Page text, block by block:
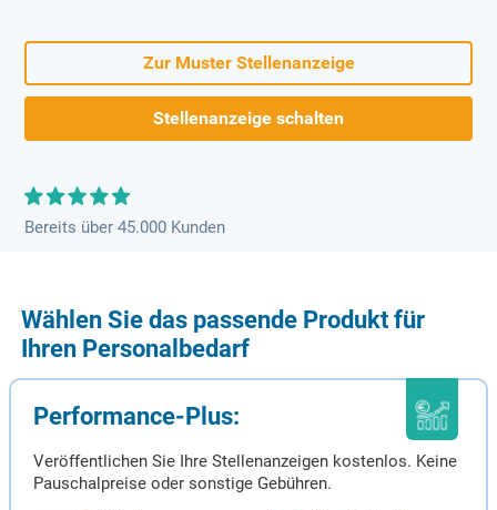
Zur Muster Stellenanzeige
Stellenanzeige schalten
Bereits über 45.000 Kunden
Wählen Sie das passende Produkt für
Ihren Personalbedarf
Performance-Plus:
Veröffentlichen Sie Ihre Stellenanzeigen kostenlos. Keine
Pauschalpreise oder sonstige Gebühren.